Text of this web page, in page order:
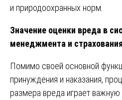
и природоохранных норм.
Значение оценки вреда в
менеджмента и
Помимо своей основной
принуждения и наказания,
размера вреда играет важную